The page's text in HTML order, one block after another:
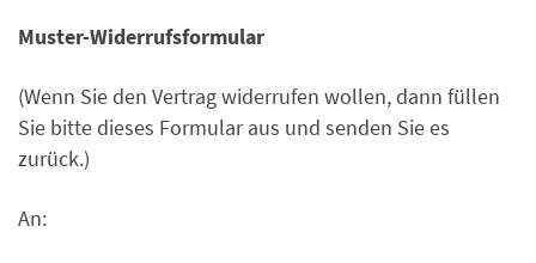
Muster-Widerrufsformular
(Wenn Sie den Vertrag widerrufen wollen, dann füllen
Sie bitte dieses Formular aus und senden Sie es
zurück.)
An: